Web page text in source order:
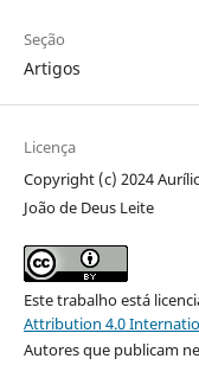
Seção
Artigos
Licença
Copyright (c) 2024
João de Deus Leite
Este trabalho está
Attribution 4.0
Autores que publicam